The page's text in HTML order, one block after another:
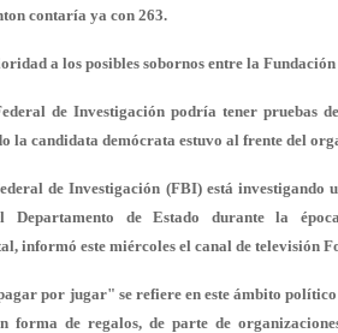
contaría ya con 263.
a los posibles sobornos entre la
de Investigación podría tener pruebas
la candidata demócrata estuvo al frente del
de Investigación (FBI) está
Departamento de Estado durante la
informó este miércoles el canal de televisión
por jugar" se refiere en este ámbito
forma de regalos, de parte de